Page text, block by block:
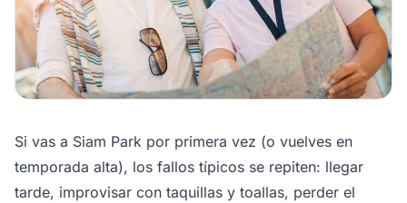
Si vas a Siam Park por primera vez (o vuelves en
temporada alta), los fallos típicos se repiten: llegar
tarde, improvisar con taquillas y toallas, perder el